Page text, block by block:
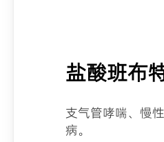
盐酸班布
支气管哮喘、慢
病。